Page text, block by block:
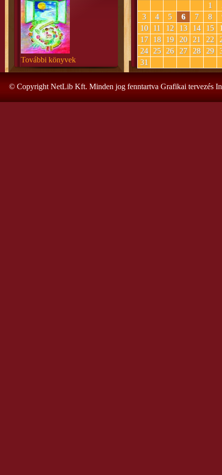
További könyvek
1
3
4 5 6 7 8
10
11 12 13 14 15
17
18 19 20 21 22
24
25 26 27 28 29
31
© Copyright NetLib Kft. Minden jog fenntartva Grafikai tervezés